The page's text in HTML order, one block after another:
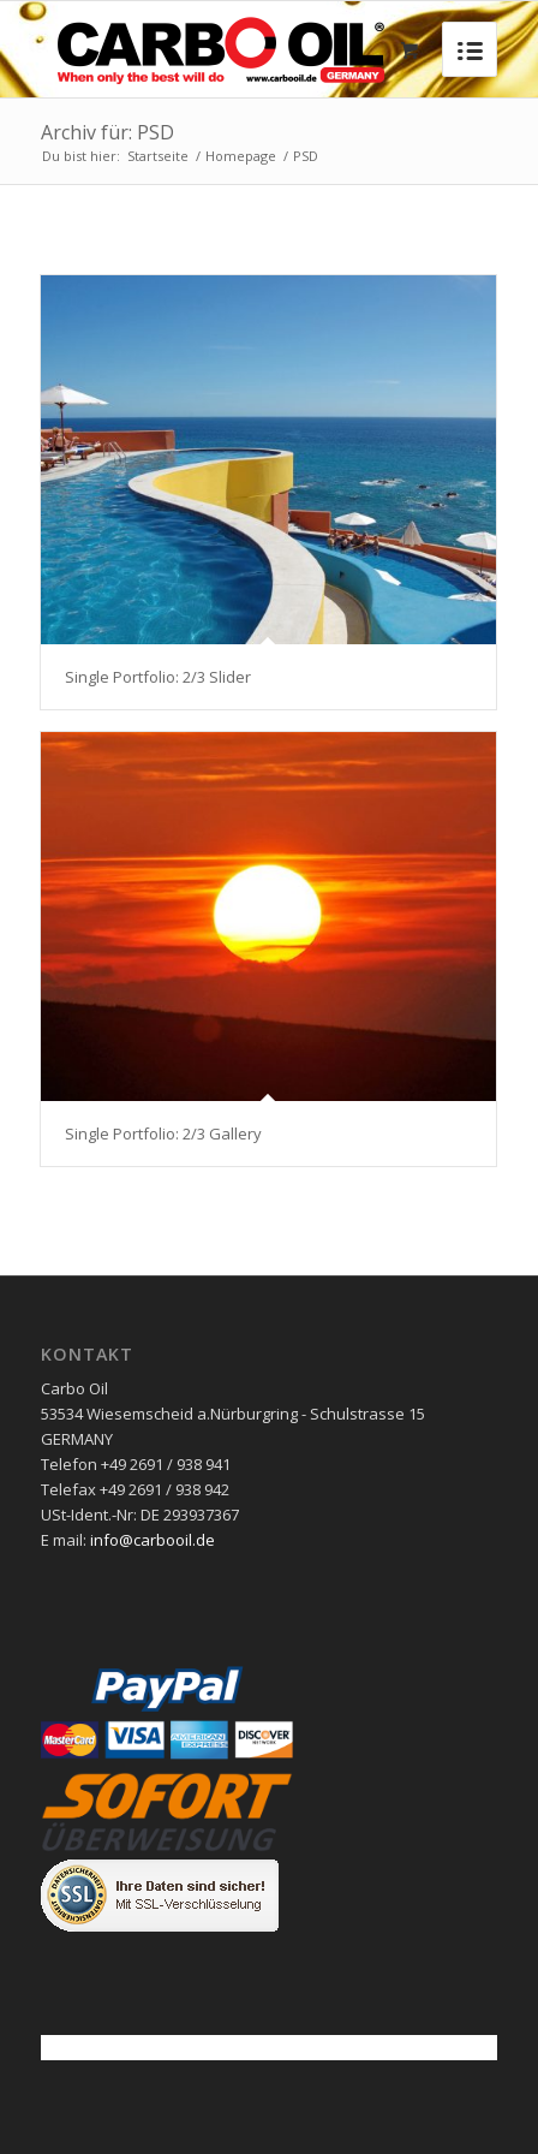
Archiv für: PSD
Du bist hier: Startseite / Homepage / PSD
Single Portfolio: 2/3 Slider
Single Portfolio: 2/3 Gallery
KONTAKT
Carbo Oil
53534 Wiesemscheid a.Nürburgring - Schulstrasse 15
GERMANY
Telefon +49 2691 / 938 941
Telefax +49 2691 / 938 942
USt-Ident.-Nr: DE 293937367
E mail: info@carbooil.de